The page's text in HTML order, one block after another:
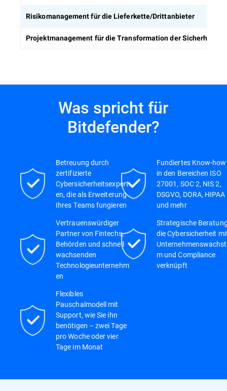
Risikomanagement für die Lieferkette/Drittanbieter
Projektmanagement für die Transformation der
Was spricht für
Bitdefender?
Betreuung durch
zertifizierte
Cybersicherheitsexpert
en, die als Erweiterung
Ihres Teams fungieren
Vertrauenswürdiger
Partner von Fintechs,
Behörden und schnell
wachsenden
Technologieunternehm
en
Flexibles
Pauschalmodell mit
Support, wie Sie ihn
benötigen – zwei Tage
pro Woche oder vier
Tage im Monat
Fundiertes Know-how
in den Bereichen ISO
27001, SOC 2, NIS 2,
DSGVO, DORA, HIPAA
und mehr
Strategische
die Cybersicherheit
m und Compliance
verknüpft